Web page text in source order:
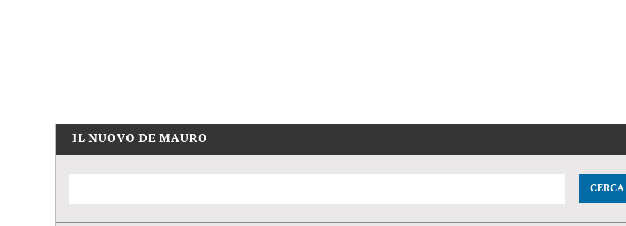
IL NUOVO DE MAURO
CERCA